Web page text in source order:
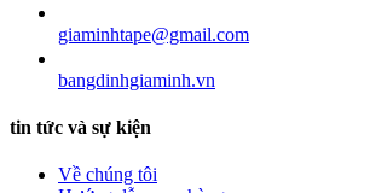
giaminhtape@gmail.com
bangdinhgiaminh.vn
tin tức và sự kiện
Về chúng tôi